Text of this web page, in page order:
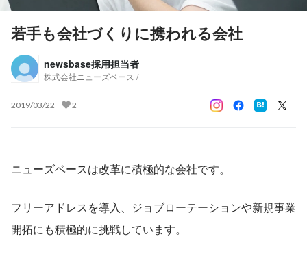
若手も会社づくりに携われる会社
newsbase採用担当者
株式会社ニューズベース /
2019/03/22 2
ニューズベースは改革に積極的な会社です。
フリーアドレスを導入、ジョブローテーションや新規事業
開拓にも積極的に挑戦しています。